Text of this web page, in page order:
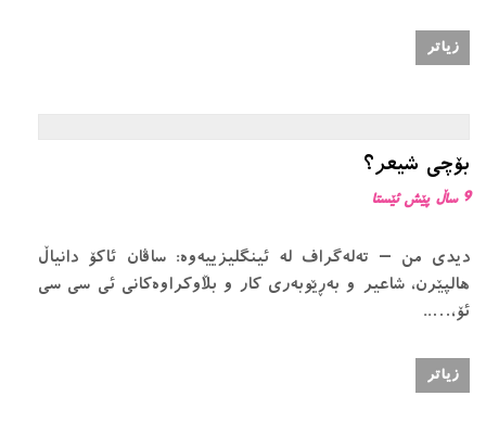
زیاتر
بۆچی شیعر؟
9 ساڵ پێش ئێستا
دیدی من – تەلەگراف لە ئینگلیزییەوە: ساڤان ئاکۆ دانیاڵ
هالپێرن، شاعیر و بەڕێوبەری کار و بڵاوکراوەکانی ئی سی سی
ئۆ،…..
زیاتر